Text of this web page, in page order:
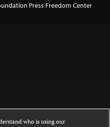
Press Freedom Center
who is using our